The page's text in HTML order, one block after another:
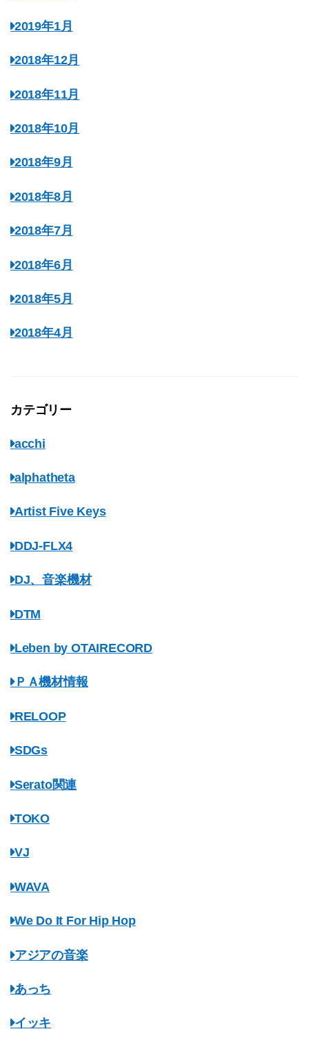
2019年1月
2018年12月
2018年11月
2018年10月
2018年9月
2018年8月
2018年7月
2018年6月
2018年5月
2018年4月
カテゴリー
acchi
alphatheta
Artist Five Keys
DDJ-FLX4
DJ、音楽機材
DTM
Leben by OTAIRECORD
ＰＡ機材情報
RELOOP
SDGs
Serato関連
TOKO
VJ
WAVA
We Do It For Hip Hop
アジアの音楽
あっち
イッキ